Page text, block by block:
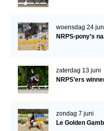
woensdag 24
NRPS-pony’s
zaterdag 13 juni
NRPS’ers
zondag 7 juni
Le Golden